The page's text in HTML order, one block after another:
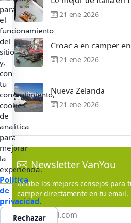
21 ene 2026
Croacia en camper
21 ene 2026
Nueva Zelanda
21 ene 2026
Newsletter VanYou
Recibe los mejores consejos para
camper directamente en tu email.
para
el
funcionamiento
del
sitio
y,
con
tu
consentimiento,
cookies
de
analitica
para
mejorar
la
experiencia.
Politica
de
privacidad.
Rechazar